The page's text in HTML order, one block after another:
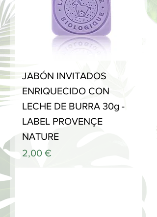
JABÓN INVITADOS
ENRIQUECIDO CON
LECHE DE BURRA 30g -
LABEL PROVENÇE
NATURE
Precio
2,00 €